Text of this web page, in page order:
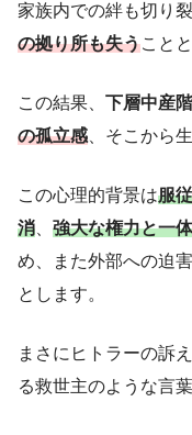
家族内での絆も切り
の拠り所も失うこと
この結果、 下層中産
の孤立感 、そこから
この心理的背景は服
消
強大な権力と一
め、また外部への迫
とします。
まさにヒトラーの訴
る救世主のような言